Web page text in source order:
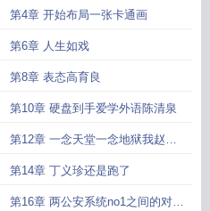
第4章 开始布局一张卡通画
第6章 人生如戏
第8章 表态高育良
第10章 硬盘到手爱学外语陈清泉
第12章 一念天堂一念地狱我赵德
汉行的正站的直
第14章 丁义珍还是跑了
第16章 两公安系统no1之间的对比